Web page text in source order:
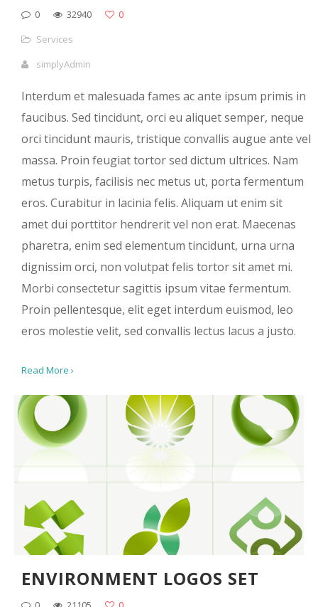
0 32940
0
Services
simplyAdmin
Interdum et malesuada fames ac ante ipsum primis in
faucibus. Sed tincidunt, orci eu aliquet semper, neque
orci tincidunt mauris, tristique convallis augue ante vel
massa. Proin feugiat tortor sed dictum ultrices. Nam
metus turpis, facilisis nec metus ut, porta fermentum
eros. Curabitur in lacinia felis. Aliquam ut enim sit
amet dui porttitor hendrerit vel non erat. Maecenas
pharetra, enim sed elementum tincidunt, urna urna
dignissim orci, non volutpat felis tortor sit amet mi.
Morbi consectetur sagittis ipsum vitae fermentum.
Proin pellentesque, elit eget interdum euismod, leo
eros molestie velit, sed convallis lectus lacus a justo.
Read More ›
ENVIRONMENT LOGOS SET